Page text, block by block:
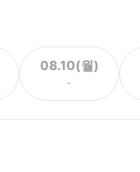
08.10(월)
-